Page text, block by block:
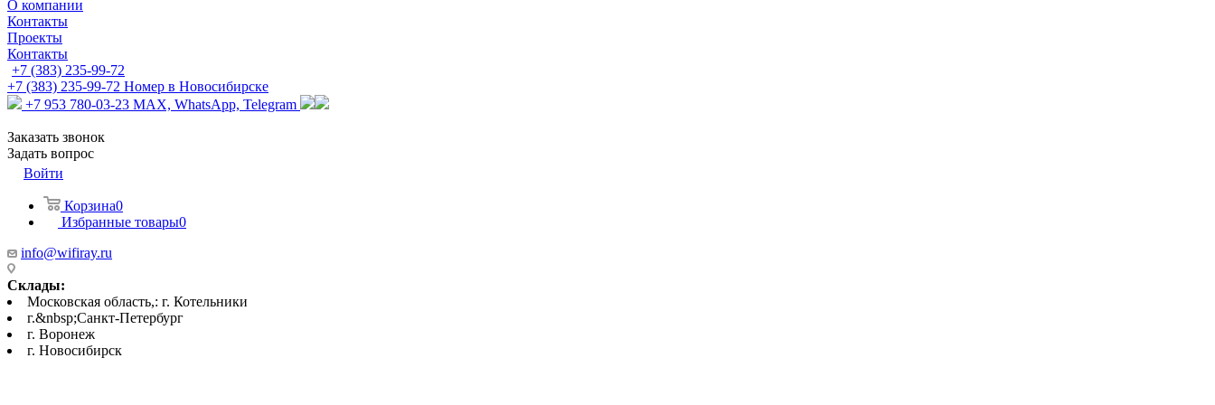
О компании
Контакты
Проекты
Контакты
+7 (383) 235-99-72
+7 (383) 235-99-72 Номер в Новосибирске
+7 953 780-03-23 MAX, WhatsApp, Telegram
Заказать звонок
Задать вопрос
Войти
Корзина0
Избранные товары0
info@wifiray.ru
Склады:
Московская область,: г. Котельники
г.&nbsp;Санкт-Петербург
г. Воронеж
г. Новосибирск